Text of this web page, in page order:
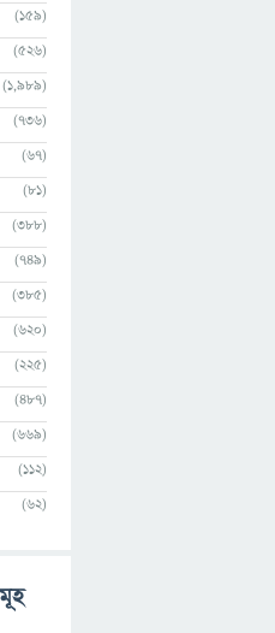
(159)
(526)
(1,989)
(736)
(67)
(81)
(388)
(749)
(385)
(620)
(225)
(487)
(669)
(112)
(62)